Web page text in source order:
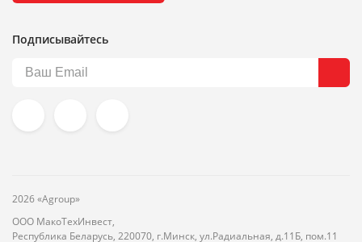
Подписывайтесь
2026 «Agroup»
ООО МакоТехИнвест,
Республика Беларусь, 220070, г.Минск, ул.Радиальная, д.11Б, пом.11